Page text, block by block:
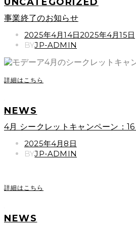
事業終了のお知らせ
POSTED
ON
2025年4月14日2025年4月15日
BYJP-ADMIN
詳細はこちら
NEWS
4月 シークレットキャンペーン：
POSTED
ON
2025年4月8日
BYJP-ADMIN
詳細はこちら
NEWS